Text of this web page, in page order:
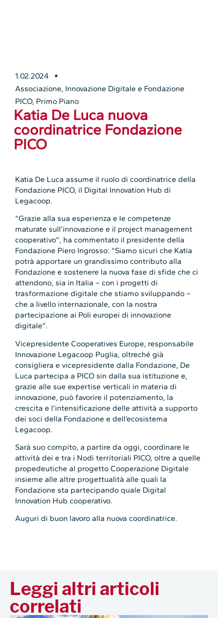
1.02.2024
Associazione, Innovazione Digitale e Fondazione
PICO, Primo Piano
Katia De Luca nuova
coordinatrice Fondazione
PICO
Katia De Luca assume il ruolo di coordinatrice della
Fondazione PICO, il Digital Innovation Hub di
Legacoop.
“Grazie alla sua esperienza e le competenze
maturate sull’innovazione e il project management
cooperativo”, ha commentato il presidente della
Fondazione Piero Ingrosso: “Siamo sicuri che Katia
potrà apportare un grandissimo contributo alla
Fondazione e sostenere la nuova fase di sfide che ci
attendono, sia in Italia – con i progetti di
trasformazione digitale che stiamo sviluppando –
che a livello internazionale, con la nostra
partecipazione ai Poli europei di innovazione
digitale”.
Vicepresidente Cooperatives Europe, responsabile
Innovazione Legacoop Puglia, oltreché già
consigliera e vicepresidente dalla Fondazione, De
Luca partecipa a PICO sin dalla sua istituzione e,
grazie alle sue expertise verticali in materia di
innovazione, può favorire il potenziamento, la
crescita e l’intensificazione delle attività a supporto
dei soci della Fondazione e dell’ecosistema
Legacoop.
Sarà suo compito, a partire da oggi, coordinare le
attività dei e tra i Nodi territoriali PICO, oltre a quelle
propedeutiche al progetto Cooperazione Digitale
insieme alle altre progettualità alle quali la
Fondazione sta partecipando quale Digital
Innovation Hub cooperativo.
Auguri di buon lavoro alla nuova coordinatrice.
Leggi altri articoli
correlati